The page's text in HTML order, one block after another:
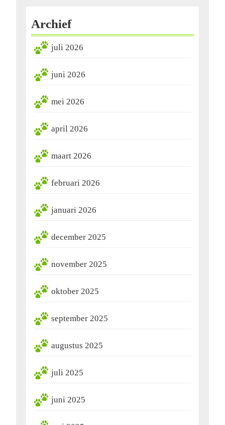
Archief
juli 2026
juni 2026
mei 2026
april 2026
maart 2026
februari 2026
januari 2026
december 2025
november 2025
oktober 2025
september 2025
augustus 2025
juli 2025
juni 2025